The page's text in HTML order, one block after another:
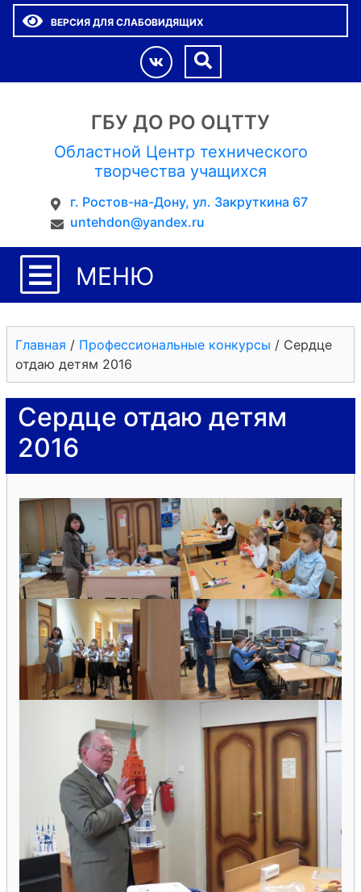
ВЕРСИЯ ДЛЯ СЛАБОВИДЯЩИХ
ГБУ ДО РО ОЦТТУ
Областной Центр технического
творчества учащихся
г. Ростов-на-Дону, ул. Закруткина 67
untehdon@yandex.ru
МЕНЮ
Главная / Профессиональные конкурсы / Сердце
отдаю детям 2016
Сердце отдаю детям
2016